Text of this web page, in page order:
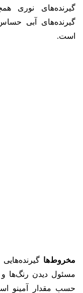
گیرنده‌های نوری
گیرنده‌های آبی
است.
مخروط‌ها
مسئول دیدن رنگ‌ها
حسب مقدار آمینو